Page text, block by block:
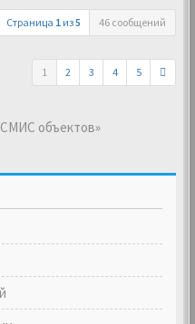
Страница 1 из5 46 сообщений
1 2 3 4 5
объектов»